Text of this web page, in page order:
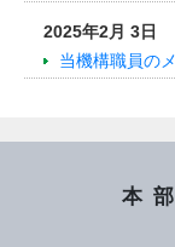
2025年2月 3日
当機構職員の
本部